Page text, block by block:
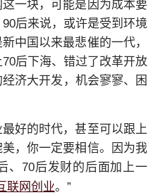
一块，可能是因为成本要
后来说，或许是受到环境
中国以来最悲催的一代，
后下海、错过了改革开放
济大开发，机会寥寥、困
好的时代，甚至可以跟上
，你一定要相信。因为我
、70后发财的后面加上一
联网创业。”